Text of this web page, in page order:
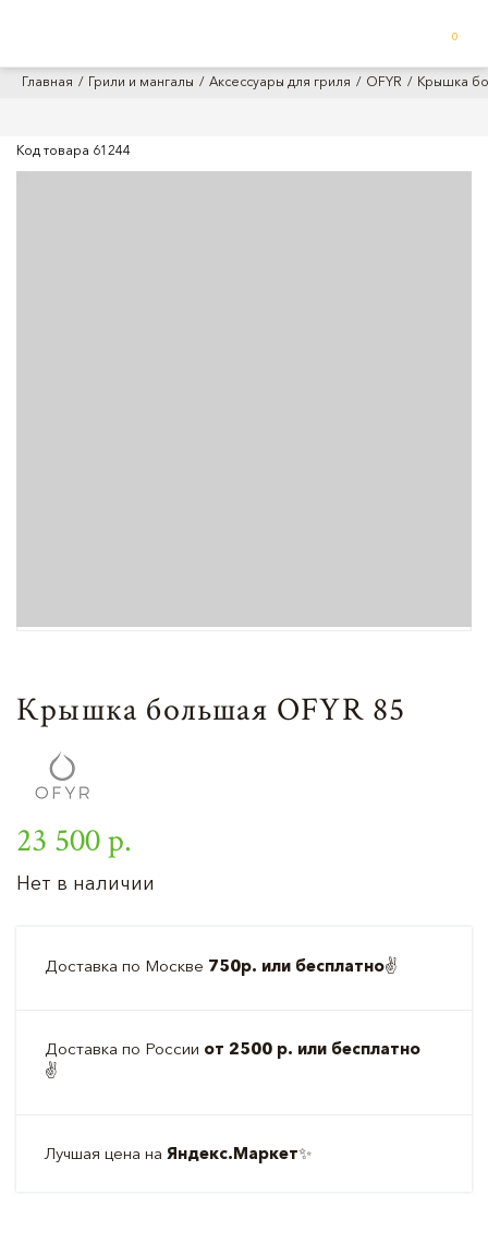
0
Главная Грили и мангалы Аксессуары для гриля OFYR Крышка
Код товара 61244
Крышка большая OFYR 85
23 500 р.
Нет в наличии
Доставка по Москве 750р. или бесплатно✌️
Доставка по России от 2500 р. или бесплатно
✌️
Лучшая цена на Яндекс.Маркет✨